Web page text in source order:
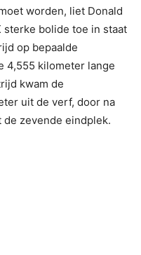
worden, liet Donald
sterke bolide toe in staat
op bepaalde
4,555 kilometer lange
kwam de
uit de verf, door na
zevende eindplek.